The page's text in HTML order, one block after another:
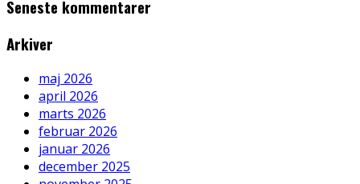
Seneste kommentarer
Arkiver
maj 2026
april 2026
marts 2026
februar 2026
januar 2026
december 2025